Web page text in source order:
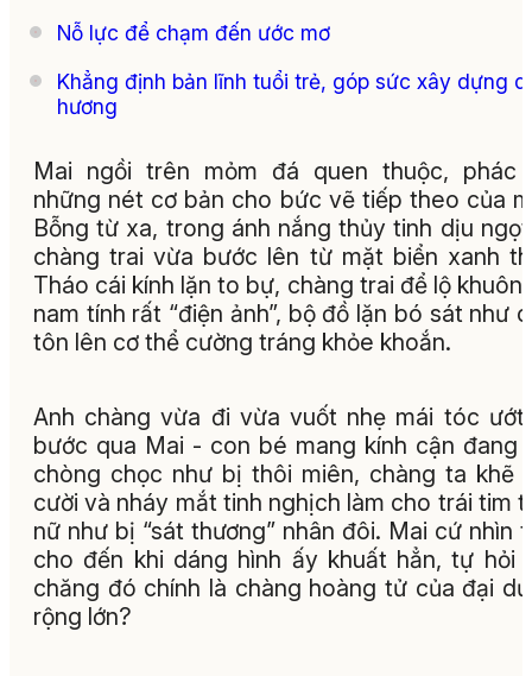
Nỗ lực để chạm đến ước mơ
Khẳng định bản lĩnh tuổi trẻ, góp sức xây dựng
hương
Mai ngồi trên mỏm đá quen thuộc, phác
những nét cơ bản cho bức vẽ tiếp theo của
Bỗng từ xa, trong ánh nắng thủy tinh dịu
chàng trai vừa bước lên từ mặt biển xanh
Tháo cái kính lặn to bự, chàng trai để lộ khuôn
nam tính rất “điện ảnh”, bộ đồ lặn bó sát như
tôn lên cơ thể cường tráng khỏe khoắn.
Anh chàng vừa đi vừa vuốt nhẹ mái tóc
bước qua Mai - con bé mang kính cận đang
chòng chọc như bị thôi miên, chàng ta khẽ
cười và nháy mắt tinh nghịch làm cho trái tim
nữ như bị “sát thương” nhân đôi. Mai cứ nhìn
cho đến khi dáng hình ấy khuất hẳn, tự hỏi
chăng đó chính là chàng hoàng tử của đại
rộng lớn?